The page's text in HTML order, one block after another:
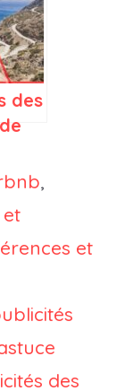
des
le
,
et
et
des